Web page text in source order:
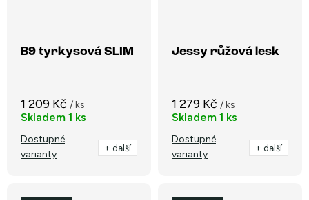
B9 tyrkysová SLIM
1 209 Kč / ks
Skladem 1 ks
Dostupné
varianty
+ další
Jessy růžová lesk
1 279 Kč / ks
Skladem 1 ks
Dostupné
varianty
+ další